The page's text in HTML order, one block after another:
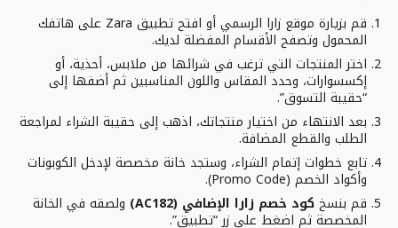
بتعيين تنبيهاتك وابق على اطلاع على أحدث كوبونات خصم
ماركة زارا بينما تقدم لك أفضل العروض في اليوم.قم بزيارة موقع زارا الرسمي أو افتح تطبيق Zara على هاتفك
المحمول وتصفح الأقسام المفضلة لديك.
اختر المنتجات التي ترغب في شرائها من ملابس، أحذية، أو
إكسسوارات، وحدد المقاس واللون المناسبين ثم أضفها إلى
“حقيبة التسوق”.
بعد الانتهاء من اختيار منتجاتك، اذهب إلى حقيبة الشراء لمراجعة
الطلب والقطع المضافة.
تابع خطوات إتمام الشراء، وستجد خانة مخصصة لإدخل الكوبونات
وأكواد الخصم (Promo Code).
قم بنسخ كود خصم زارا الإضافي (AC182) ولصقه في الخانة
المخصصة ثم اضغط على زر “تطبيق”.